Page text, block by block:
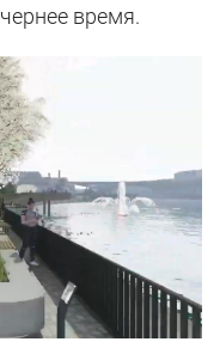
время.